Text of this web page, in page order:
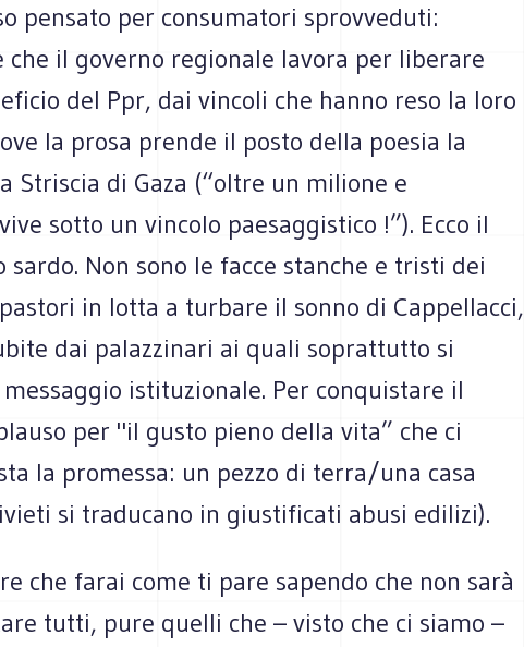
pensato per consumatori sprovveduti:
che il governo regionale lavora per liberare
del Ppr, dai vincoli che hanno reso la loro
la prosa prende il posto della poesia la
Striscia di Gaza (“oltre un milione e
sotto un vincolo paesaggistico !”). Ecco il
Non sono le facce stanche e tristi dei
in lotta a turbare il sonno di Cappellacci,
dai palazzinari ai quali soprattutto si
istituzionale. Per conquistare il
per "il gusto pieno della vita” che ci
la promessa: un pezzo di terra/una casa
si traducano in giustificati abusi edilizi).
che farai come ti pare sapendo che non sarà
tutti, pure quelli che – visto che ci siamo –